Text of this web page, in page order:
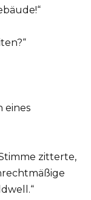
eines
zitterte,